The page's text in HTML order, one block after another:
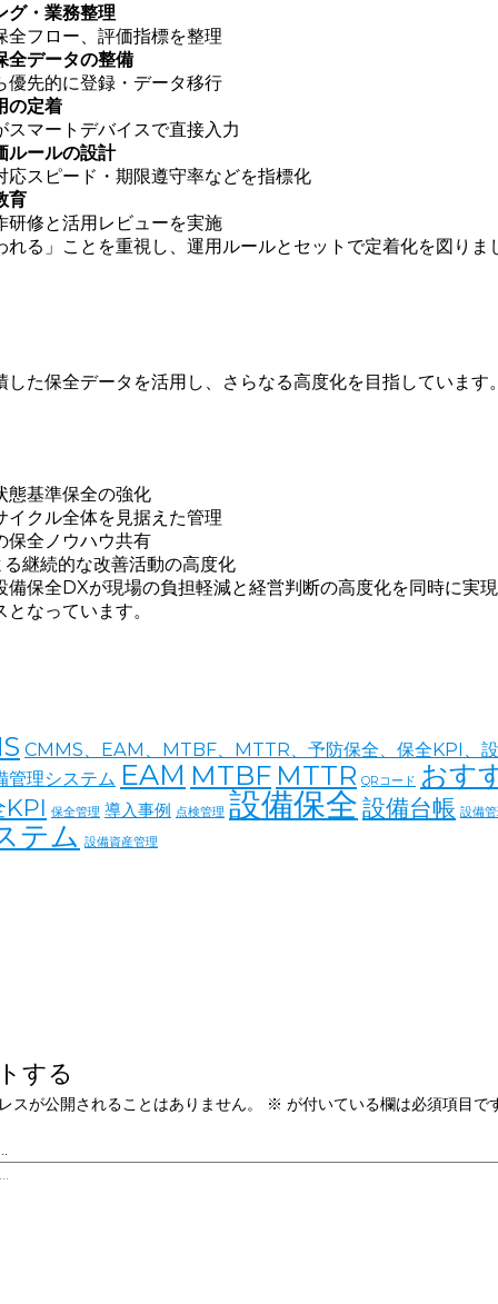
グ・業務整理
全フロー、評価指標を整理
全データの整備
優先的に登録・データ移行
の定着
スマートデバイスで直接入力
ルールの設計
応スピード・期限遵守率などを指標化
育
研修と活用レビューを実施
れる」ことを重視し、運用ルールとセットで定着化を図りま
した保全データを活用し、さらなる高度化を目指しています
態基準保全の強化
イクル全体を見据えた管理
保全ノウハウ共有
継続的な改善活動の高度化
備保全DXが現場の負担軽減と経営判断の高度化を同時に実
なっています。
CMMS、EAM、MTBF、MTTR、予防保全、保全KPI、
管理システム EAM MTBF MTTR QRコード おす
KPI 保全管理 導入事例 点検管理 設備保全設備台帳 設備
テム 設備資産管理
する
スが公開されることはありません。 ※ が付いている欄は必須項目で